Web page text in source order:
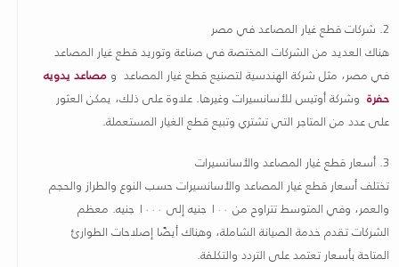
2. شركات قطع غيار المصاعد في مصر
هناك العديد من الشركات المختصة في صناعة وتوريد قطع غيار المصاعد
في مصر، مثل شركة الهندسية لتصنيع قطع غيار المصاعد و مصاعد يدويه
حفرة وشركة أوتيس للأسانسيرات وغيرها. علاوة على ذلك، يمكن العثور
على عدد من المتاجر التي تشتري وتبيع قطع الغيار المستعملة.
3. أسعار قطع غيار المصاعد والأسانسيرات
تختلف أسعار قطع غيار المصاعد والأسانسيرات حسب النوع والطراز والحجم
والعمر، وفي المتوسط ​​تتراوح من ١٠٠ جنيه إلى ١٠٠٠ جنيه. معظم
الشركات تقدم خدمة الصيانة الشاملة، وهناك أيضًا إصلاحات الطوارئ
المتاحة بأسعار تعتمد على التردد والتكلفة.